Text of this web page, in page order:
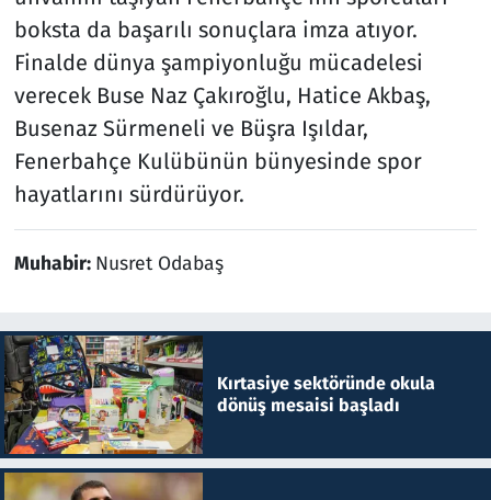
boksta da başarılı sonuçlara imza atıyor.
Finalde dünya şampiyonluğu mücadelesi
verecek Buse Naz Çakıroğlu, Hatice Akbaş,
Busenaz Sürmeneli ve Büşra Işıldar,
Fenerbahçe Kulübünün bünyesinde spor
hayatlarını sürdürüyor.
Muhabir: Nusret Odabaş
Kırtasiye sektöründe okula
dönüş mesaisi başladı